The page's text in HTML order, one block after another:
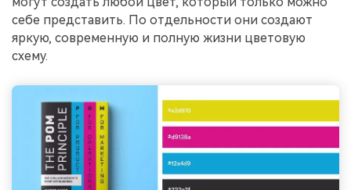
себе представить. По отдельности они создают
яркую, современную и полную жизни цветовую
схему.